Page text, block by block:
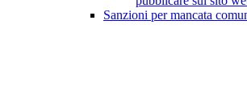
Sanzioni per mancata